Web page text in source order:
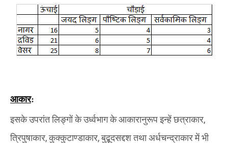
आकार:
इसके उपरांत लिङ्गों के उर्ध्वभाग के आकारानुरूप इन्हें छत्राकार,
त्रिपुषाकार,कुक्कुटाण्डाकार,बुद्बुदसद्दश तथा अर्धचन्द्राकार में भी